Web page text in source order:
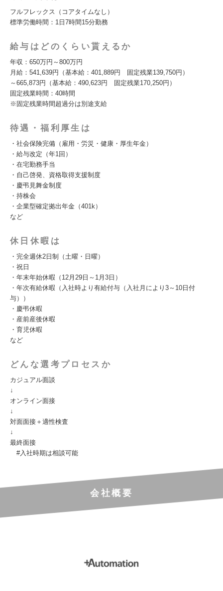
フルフレックス（コアタイムなし）
標準労働時間：1日7時間15分勤務
給与はどのくらい貰えるか
年収：650万円～800万円
月給：541,639円（基本給：401,889円 固定残業139,750円）
～665,873円（基本給：490,623円 固定残業170,250円）
固定残業時間：40時間
※固定残業時間超過分は別途支給
待遇・福利厚生は
・社会保険完備（雇用・労災・健康・厚生年金）
・給与改定（年1回）
・在宅勤務手当
・自己啓発、資格取得支援制度
・慶弔見舞金制度
・持株会
・企業型確定拠出年金（401k）
など
休日休暇は
・完全週休2日制（土曜・日曜）
・祝日
・年末年始休暇（12月29日～1月3日）
・年次有給休暇（入社時より有給付与（入社月により3～10日付
与））
・慶弔休暇
・産前産後休暇
・育児休暇
など
どんな選考プロセスか
カジュアル面談
↓
オンライン面接
↓
対面面接＋適性検査
↓
最終面接
#入社時期は相談可能
会社概要